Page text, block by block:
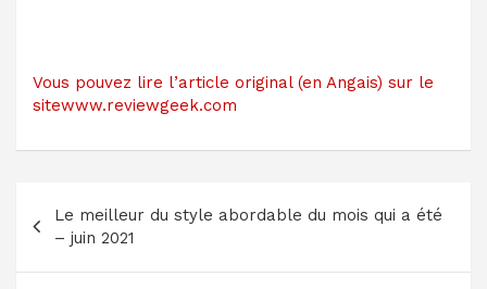
Vous pouvez lire l’article original (en Angais) sur le
sitewww.reviewgeek.com
Navigation
de
l’article
Le meilleur du style abordable du mois qui a été
– juin 2021